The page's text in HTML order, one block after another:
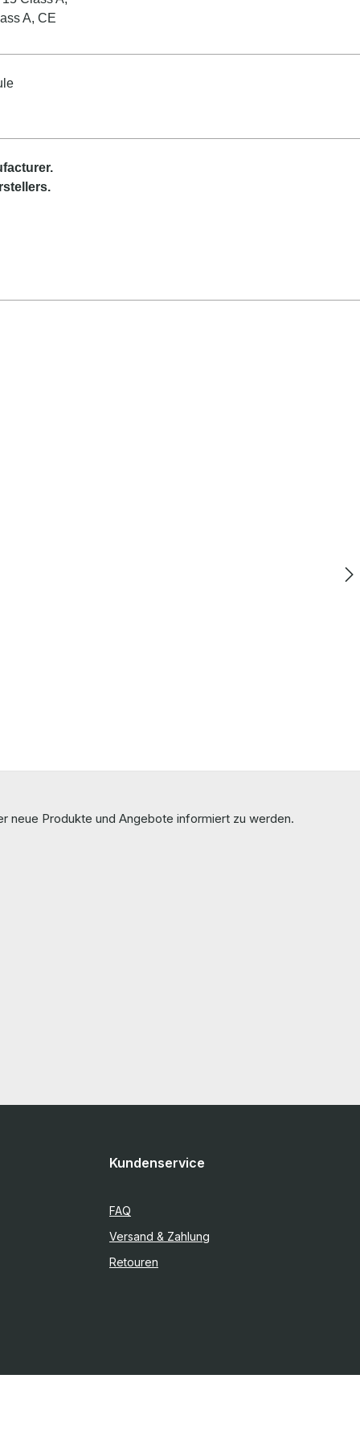
A, CE
.
neue Produkte und Angebote informiert zu werden.
Kundenservice
FAQ
Versand & Zahlung
Retouren